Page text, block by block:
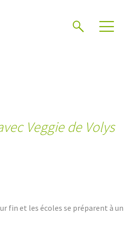
Veggie de Volys
fin et les écoles se préparent à un